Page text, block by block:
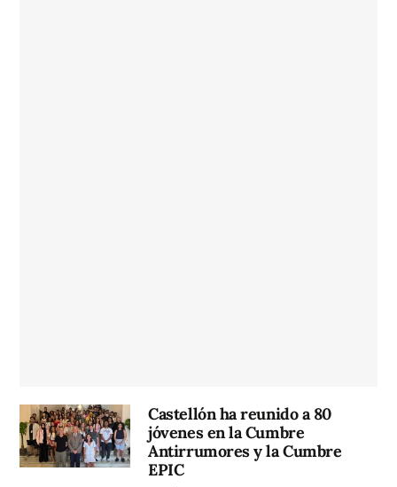
Castellón ha reunido a 80
jóvenes en la Cumbre
Antirrumores y la Cumbre
EPIC